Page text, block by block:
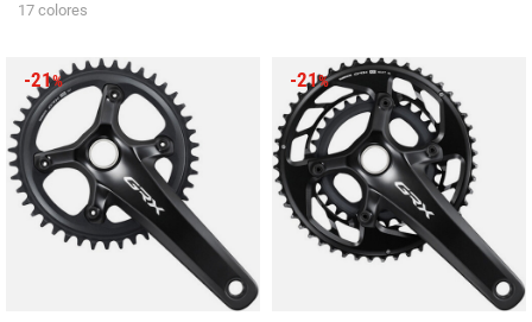
17 colores
-21% -21%